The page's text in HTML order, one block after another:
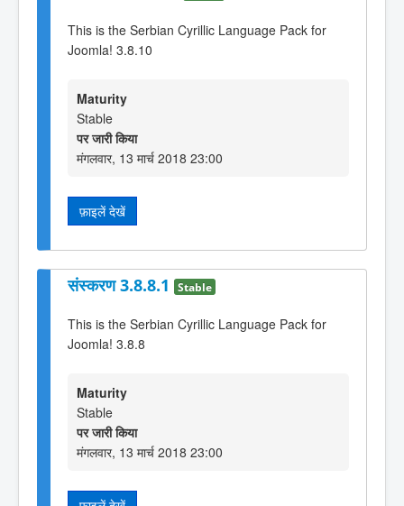
This is the Serbian Cyrillic Language Pack for
Joomla! 3.8.10
Maturity
Stable
पर जारी किया
मंगलवार, 13 मार्च 2018 23:00
फ़ाइलें देखें
संस्करण 3.8.8.1 Stable
This is the Serbian Cyrillic Language Pack for
Joomla! 3.8.8
Maturity
Stable
पर जारी किया
मंगलवार, 13 मार्च 2018 23:00